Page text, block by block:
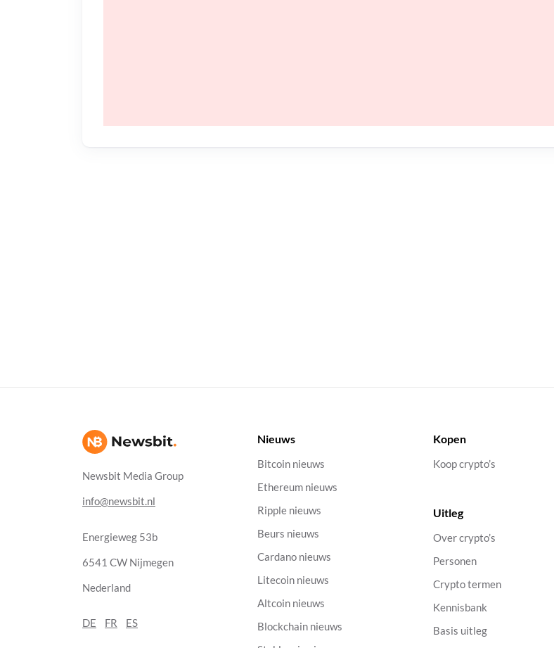
Newsbit Media Group
info@newsbit.nl
Energieweg 53b
6541 CW Nijmegen
Nederland
DE FR ES
Nieuws
Bitcoin nieuws
Ethereum nieuws
Ripple nieuws
Beurs nieuws
Cardano nieuws
Litecoin nieuws
Altcoin nieuws
Blockchain nieuws
Kopen
Koop crypto’s
Uitleg
Over crypto’s
Personen
Crypto termen
Kennisbank
Basis uitleg